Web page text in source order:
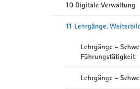
10 Digitale Verwaltung
11 Lehrgänge,
Lehrgänge -
Führungstätigkeit
Lehrgänge -